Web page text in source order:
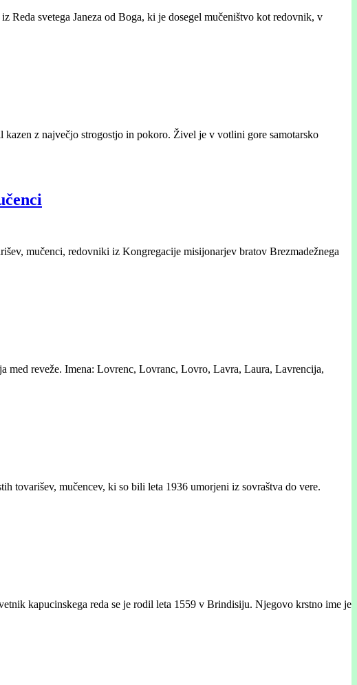
svetega Janeza od Boga, ki je dosegel mučeništvo kot redovnik, v
z največjo strogostjo in pokoro. Živel je v votlini gore samotarsko
mučenci, redovniki iz Kongregacije misijonarjev bratov Brezmadežnega
med reveže. Imena: Lovrenc, Lovranc, Lovro, Lavra, Laura, Lavrencija,
tovarišev, mučencev, ki so bili leta 1936 umorjeni iz sovraštva do vere.
kapucinskega reda se je rodil leta 1559 v Brindisiju. Njegovo krstno ime je